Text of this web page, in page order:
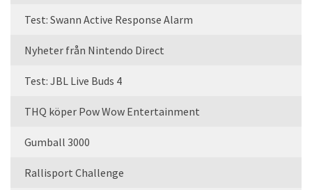
Test: Swann Active Response Alarm
Nyheter från Nintendo Direct
Test: JBL Live Buds 4
THQ köper Pow Wow Entertainment
Gumball 3000
Rallisport Challenge